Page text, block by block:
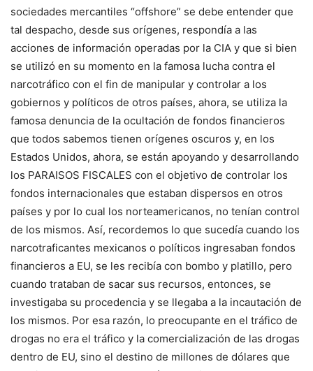
sociedades mercantiles “offshore” se debe entender que
tal despacho, desde sus orígenes, respondía a las
acciones de información operadas por la CIA y que si bien
se utilizó en su momento en la famosa lucha contra el
narcotráfico con el fin de manipular y controlar a los
gobiernos y políticos de otros países, ahora, se utiliza la
famosa denuncia de la ocultación de fondos financieros
que todos sabemos tienen orígenes oscuros y, en los
Estados Unidos, ahora, se están apoyando y desarrollando
los PARAISOS FISCALES con el objetivo de controlar los
fondos internacionales que estaban dispersos en otros
países y por lo cual los norteamericanos, no tenían control
de los mismos. Así, recordemos lo que sucedía cuando los
narcotraficantes mexicanos o políticos ingresaban fondos
financieros a EU, se les recibía con bombo y platillo, pero
cuando trataban de sacar sus recursos, entonces, se
investigaba su procedencia y se llegaba a la incautación de
los mismos. Por esa razón, lo preocupante en el tráfico de
drogas no era el tráfico y la comercialización de las drogas
dentro de EU, sino el destino de millones de dólares que